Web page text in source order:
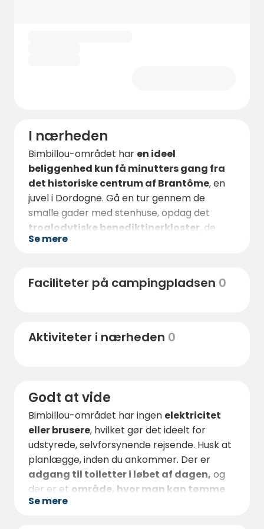
I nærheden
Bimbillou-området har en ideel
beliggenhed kun få minutters gang fra
det historiske centrum af Brantôme, en
juvel i Dordogne. Gå en tur gennem de
smalle gader med stenhuse, opdag det
troglodytiske benediktinerkloster , de
fredelige haver
mindre end10 minutters gangvæk.
på Dronne,vandrestieri skoven og
landsbyer i Périgord Vert, som alle ligger
mindre end30 minuttervæki bil.
Se mere
Faciliteter på campingpladsen 0
Aktiviteter i nærheden 0
Godt at vide
Bimbillou-området har ingen elektricitet
eller brusere, hvilket gør det ideelt for
udstyrede, selvforsynende rejsende. Husk at
planlægge, inden du ankommer. Der er
adgang til toiletter i løbet af dagen, og
der er et område, hvor man kan tømme
sin campingvogn
Se mere